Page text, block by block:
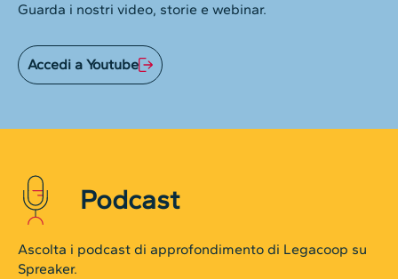
Guarda i nostri video, storie e webinar.
Accedi a Youtube
Podcast
Ascolta i podcast di approfondimento di Legacoop su
Spreaker.